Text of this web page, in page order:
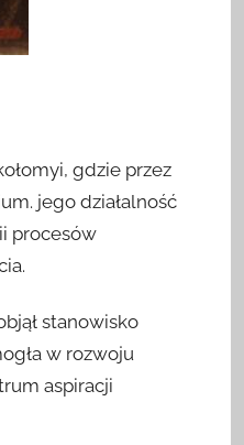
gdzie przez
jego działalność
procesów
stanowisko
w rozwoju
aspiracji